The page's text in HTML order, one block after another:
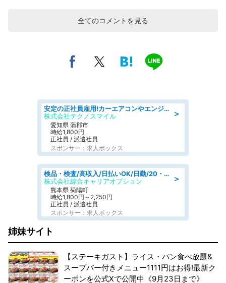
全てのコメントを見る
＞
安定の正社員雇用!カーエアコンやエンジンの製造・加工業務 denso aichi
株式会社テクノスマイル
愛知県 蒲郡市
時給1,800円
正社員 / 派遣社員
スポンサー：求人ボックス
＞
検品・検査/高収入/日払いOK/日勤/20・30・40代活躍中/製造 工場
株式会社綜合キャリアオプション
熊本県 菊陽町
時給1,800円～2,250円
正社員 / 派遣社員
スポンサー：求人ボックス
姉妹サイト
【ステーキガスト】ライス・パン食べ放題&
スープバー付きメニュー1111円はお得!最新ク
ーポンを公式Xで公開中《9月23日まで》